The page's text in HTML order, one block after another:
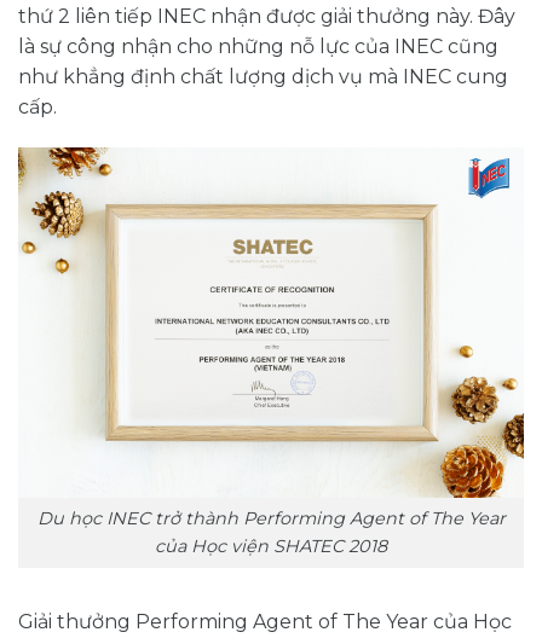
thứ 2 liên tiếp INEC nhận được giải thưởng này. Đây
là sự công nhận cho những nỗ lực của INEC cũng
như khẳng định chất lượng dịch vụ mà INEC cung
cấp.
Du học INEC trở thành Performing Agent of The Year
của Học viện SHATEC 2018
Giải thưởng Performing Agent of The Year của Học